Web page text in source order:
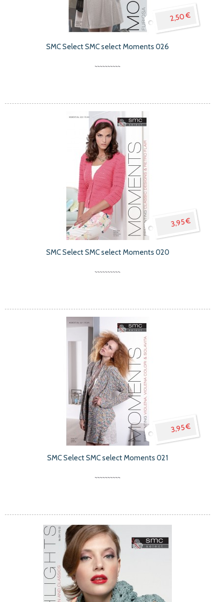
2,50 €
SMC Select SMC select Moments 026
3,95 €
SMC Select SMC select Moments 020
3,95 €
SMC Select SMC select Moments 021